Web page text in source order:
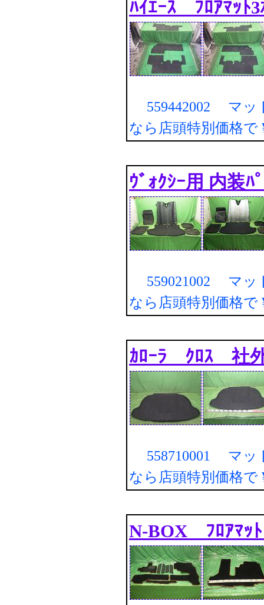
ﾊｲｴｰｽ ﾌﾛｱﾏｯﾄ3
559442002 マッ
なら店頭特別価格で
ｳﾞｫｸｼｰ用 内装ﾊ
559021002 マッ
なら店頭特別価格で
ｶﾛｰﾗ ｸﾛｽ 社
558710001 マッ
なら店頭特別価格で
N-BOX ﾌﾛｱﾏｯ